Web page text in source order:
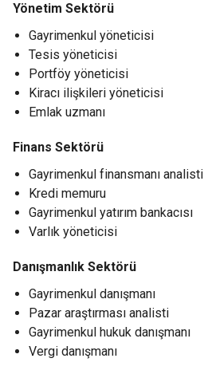
Yönetim Sektörü
Gayrimenkul yöneticisi
Tesis yöneticisi
Portföy yöneticisi
Kiracı ilişkileri yöneticisi
Emlak uzmanı
Finans Sektörü
Gayrimenkul finansmanı analisti
Kredi memuru
Gayrimenkul yatırım bankacısı
Varlık yöneticisi
Danışmanlık Sektörü
Gayrimenkul danışmanı
Pazar araştırması analisti
Gayrimenkul hukuk danışmanı
Vergi danışmanı